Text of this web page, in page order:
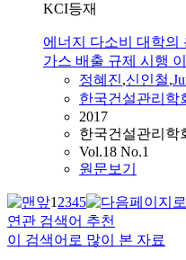
KCI등재
에너지 다소비 대학의
가스 배출 규제 시행
정혜진,신인철,
한국건설관리학
2017
한국건설관리학
Vol.18 No.1
원문보기
12345
연관 검색어 추천
이 검색어로 많이 본 자료